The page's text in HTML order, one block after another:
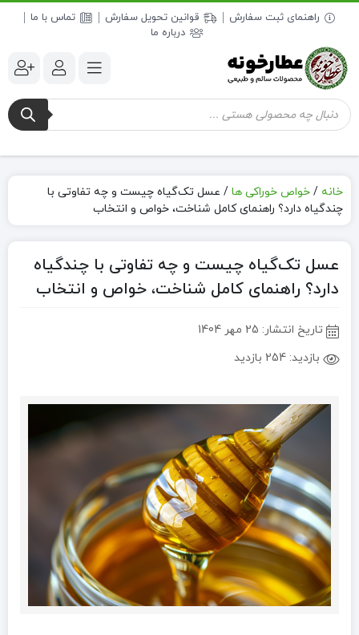
راهنمای ثبت سفارش قوانین تحویل سفارش
تماس با ما
درباره ما
جستجوی
محصولات
خانه / خواص خوراکی ها / عسل تک‌گیاه چیست و چه تفاوتی با
چندگیاه دارد؟ راهنمای کامل شناخت، خواص و انتخاب
عسل تک‌گیاه چیست و چه تفاوتی با چندگیاه
دارد؟ راهنمای کامل شناخت، خواص و انتخاب
تاریخ انتشار: 25 مهر 1404
بازدید: 254 بازدید